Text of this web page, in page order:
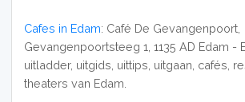
Cafes in Edam: Café De Gevangenpoort,
Gevangenpoortsteeg 1, 1135 AD Edam -
uitladder, uitgids, uittips, uitgaan, cafés,
theaters van Edam.